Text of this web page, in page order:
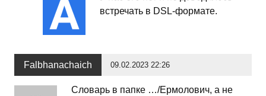
встречать в DSL-формате.
Falbhanachaich 09.02.2023 22:26
Словарь в папке …/Ермолович, а не